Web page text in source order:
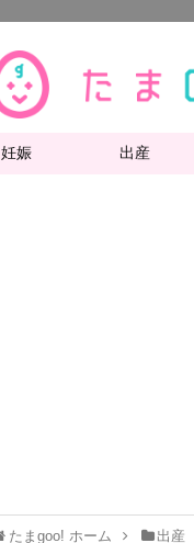
妊娠 出産
たまgoo! ホーム 出産